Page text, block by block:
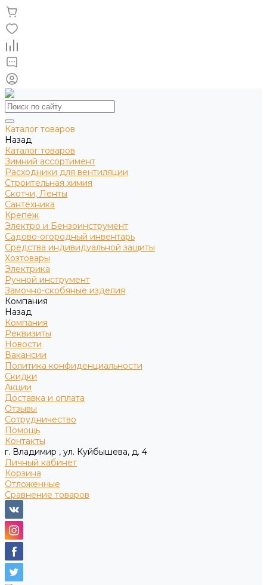
Каталог товаров
Назад
Каталог товаров
Зимний ассортимент
Расходники для вентиляции
Строительная химия
Скотчи, Ленты
Сантехника
Крепеж
Электро и Бензоинструмент
Садово-огородный инвентарь
Средства индивидуальной защиты
Хозтовары
Электрика
Ручной инструмент
Замочно-скобяные изделия
Компания
Назад
Компания
Реквизиты
Новости
Вакансии
Политика конфиденциальности
Скидки
Акции
Доставка и оплата
Отзывы
Сотрудничество
Помощь
Контакты
г. Владимир , ул. Куйбышева, д. 4
Личный кабинет
Корзина
Отложенные
Сравнение товаров